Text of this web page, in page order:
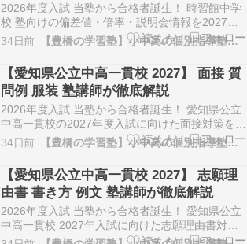
2026年度入試 当塾から合格者誕生！ 時習館中学
校 塾向けの偏差値・倍率・説明会情報を2027年
度版として徹底解説。受験生や保護者が知りたい
最新情報、過去の傾向、入試対策ポイントを塾講
師がわかりやすくまとめました。 時習館中学校
入試情報 この記事を書いた人 西井佑一 にしい…
34日前 【豊橋の学習塾】小中高の個別指導塾「とよはし練成塾」
【愛知県公立中高一貫校 2027】 面接 質
問例 服装 塾講師が徹底解説
2026年度入試 当塾から合格者誕生！ 愛知県公立
中高一貫校の2027年度入試に向けた面接対策を詳
しく解説。よく聞かれる質問例、回答作成のコ
ツ、当日の服装マナーまで塾講師がわかりやすく
まとめました。 愛知県公立中高一貫校 面接対策
この記事を書いた人 西井佑一 にしいゆういち …
34日前 【豊橋の学習塾】小中高の個別指導塾「とよはし練成塾」
【愛知県公立中高一貫校 2027】 志願理
由書 書き方 例文 塾講師が徹底解説
2026年度入試 当塾から合格者誕生！ 愛知県公立
中高一貫校 2027年入試に向けた志願理由書対策
を徹底解説。書き方の手順や具体例、塾講師のア